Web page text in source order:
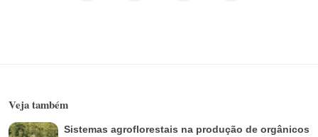
Veja também
Sistemas agroflorestais na produção de orgânicos